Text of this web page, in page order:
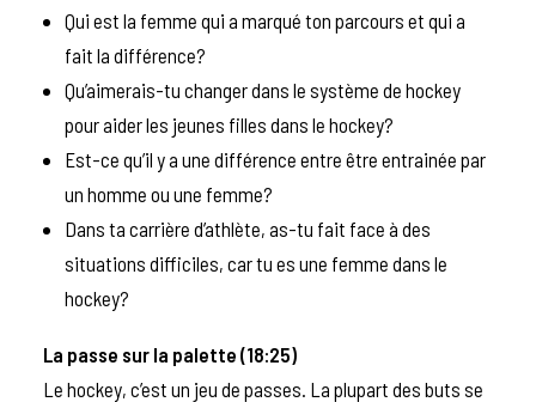
Qui est la femme qui a marqué ton parcours et qui a
fait la différence?
Qu’aimerais-tu changer dans le système de hockey
pour aider les jeunes filles dans le hockey?
Est-ce qu’il y a une différence entre être entrainée par
un homme ou une femme?
Dans ta carrière d’athlète, as-tu fait face à des
situations difficiles, car tu es une femme dans le
hockey?
La passe sur la palette (18:25)
Le hockey, c’est un jeu de passes. La plupart des buts se